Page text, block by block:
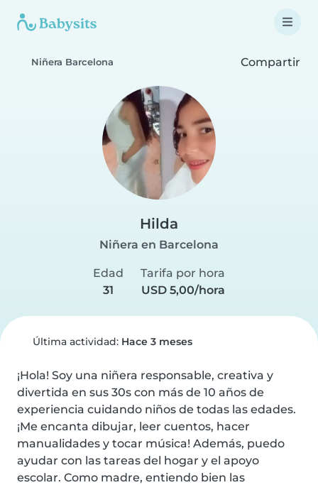
Niñera Barcelona Compartir
Hilda
Niñera en Barcelona
Edad
31
Tarifa por hora
USD 5,00/hora
Última actividad: Hace 3 meses
¡Hola! Soy una niñera responsable, creativa y
divertida en sus 30s con más de 10 años de
experiencia cuidando niños de todas las edades.
¡Me encanta dibujar, leer cuentos, hacer
manualidades y tocar música! Además, puedo
ayudar con las tareas del hogar y el apoyo
escolar. Como madre, entiendo bien las